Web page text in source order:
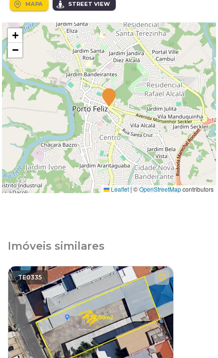
MAPA STREET VIEW
+
−
Leaflet|©OpenStreetMapcontributors
Imóveis similares
TE0335